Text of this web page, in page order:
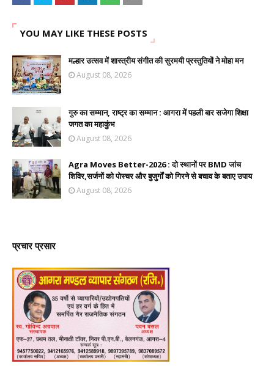
YOU MAY LIKE THESE POSTS
मल्हार उत्सव में शास्त्रीय संगीत की सुरमयी प्रस्तुतियों ने मोहा मन
August 08, 2026
गुरु का सम्मान, राष्ट्र का सम्मान : आगरा में पहली बार सजेगा शिक्षा
जगत का महाकुंभ
August 08, 2026
Agra Moves Better-2026 : दो स्थानों पर BMD जांच
शिविर,सर्जनों को पोस्चर और बुजुर्गों को गिरने से बचाव के बताए उपाय
August 08, 2026
प्रचार प्रसार